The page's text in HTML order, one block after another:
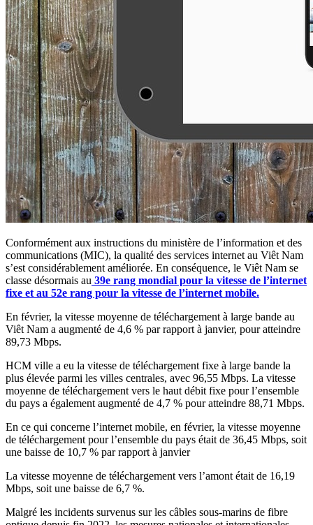
Conformément aux instructions du ministère de l’information et des
communications (MIC), la qualité des services internet au Viêt Nam
s’est considérablement améliorée. En conséquence, le Viêt Nam se
classe désormais au 39e rang mondial pour la vitesse de l’internet
fixe et au 52e rang pour la vitesse de l’internet mobile.
En février, la vitesse moyenne de téléchargement à large bande au
Viêt Nam a augmenté de 4,6 % par rapport à janvier, pour atteindre
89,73 Mbps.
HCM ville a eu la vitesse de téléchargement fixe à large bande la
plus élevée parmi les villes centrales, avec 96,55 Mbps. La vitesse
moyenne de téléchargement vers le haut débit fixe pour l’ensemble
du pays a également augmenté de 4,7 % pour atteindre 88,71 Mbps.
En ce qui concerne l’internet mobile, en février, la vitesse moyenne
de téléchargement pour l’ensemble du pays était de 36,45 Mbps, soit
une baisse de 10,7 % par rapport à janvier
La vitesse moyenne de téléchargement vers l’amont était de 16,19
Mbps, soit une baisse de 6,7 %.
Malgré les incidents survenus sur les câbles sous-marins de fibre